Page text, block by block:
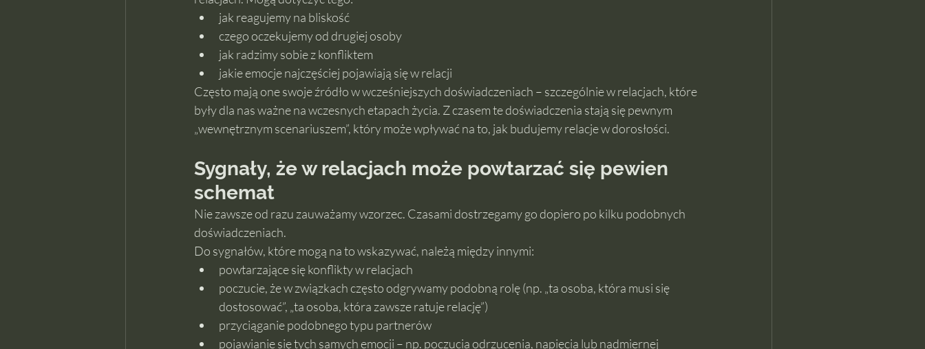
jak reagujemy na bliskość
czego oczekujemy od drugiej osoby
jak radzimy sobie z konfliktem
jakie emocje najczęściej pojawiają się w relacji
Często mają one swoje źródło w wcześniejszych doświadczeniach – szczególnie w relacjach, które
były dla nas ważne na wczesnych etapach życia. Z czasem te doświadczenia stają się pewnym
„wewnętrznym scenariuszem”, który może wpływać na to, jak budujemy relacje w dorosłości.
Sygnały, że w relacjach może powtarzać się pewien
schemat
Nie zawsze od razu zauważamy wzorzec. Czasami dostrzegamy go dopiero po kilku podobnych
doświadczeniach.
Do sygnałów, które mogą na to wskazywać, należą między innymi:
powtarzające się konflikty w relacjach
poczucie, że w związkach często odgrywamy podobną rolę (np. „ta osoba, która musi się
dostosować”, „ta osoba, która zawsze ratuje relację”)
przyciąganie podobnego typu partnerów
pojawianie się tych samych emocji – np. poczucia odrzucenia, napięcia lub nadmiernej